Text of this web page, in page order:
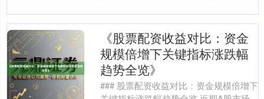
《股票配资收益对比：资金
规模倍增下关键指标涨跌幅
趋势全览》
### 股票配资收益对比：资金规模倍增下